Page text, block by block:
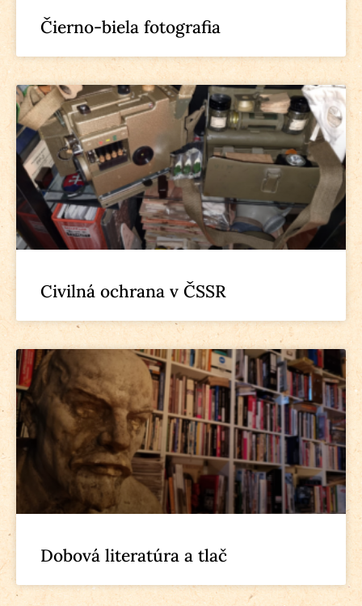
Čierno-biela fotografia
Civilná ochrana v ČSSR
Dobová literatúra a tlač